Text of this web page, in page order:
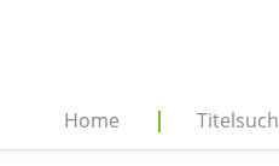
Home